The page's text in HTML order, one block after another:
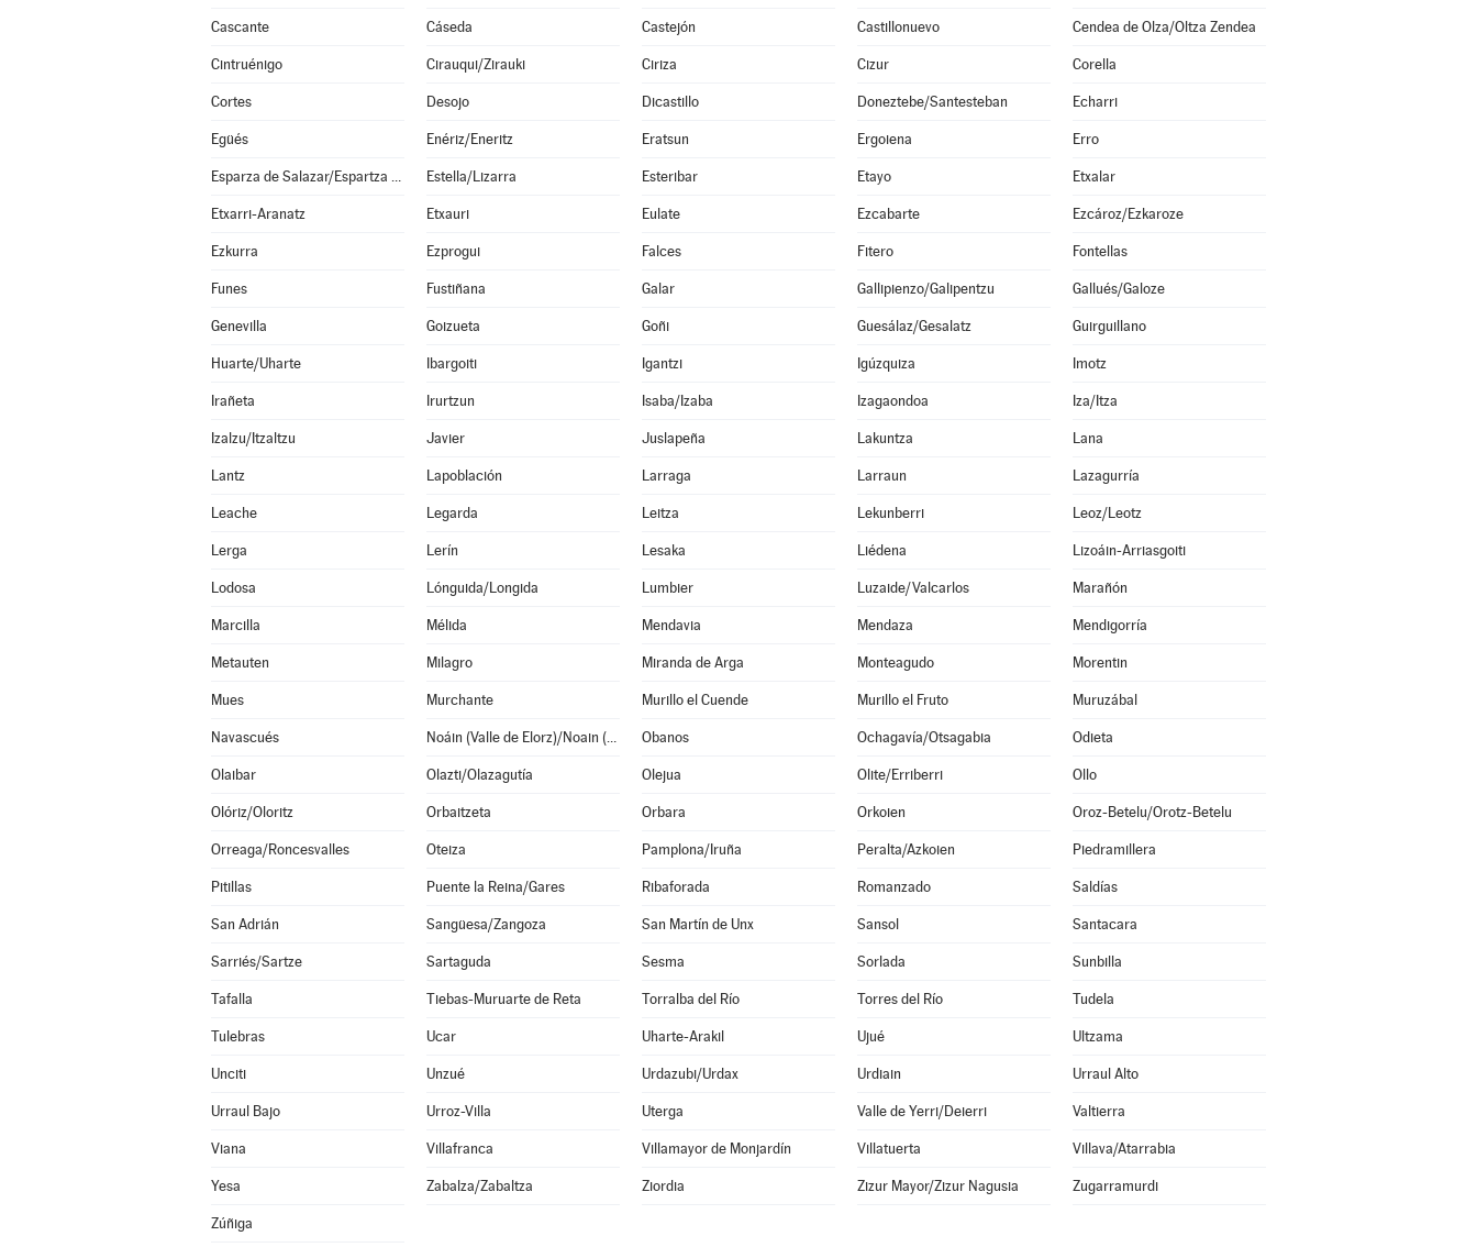
Cascante Cáseda Castejón Castillonuevo Cendea de Olza/Oltza Zendea
Cintruénigo Cirauqui/Zirauki Ciriza Cizur Corella
Cortes Desojo Dicastillo Doneztebe/Santesteban Echarri
Egüés Enériz/Eneritz Eratsun Ergoiena Erro
Esparza de Salazar/Espartza Zaraitzu Estella/Lizarra Esteribar Etayo Etxalar
Etxarri-Aranatz Etxauri Eulate Ezcabarte Ezcároz/Ezkaroze
Ezkurra Ezprogui Falces Fitero Fontellas
Funes Fustiñana Galar Gallipienzo/Galipentzu Gallués/Galoze
Genevilla Goizueta Goñi Guesálaz/Gesalatz Guirguillano
Huarte/Uharte Ibargoiti Igantzi Igúzquiza Imotz
Irañeta Irurtzun Isaba/Izaba Izagaondoa Iza/Itza
Izalzu/Itzaltzu Javier Juslapeña Lakuntza Lana
Lantz Lapoblación Larraga Larraun Lazagurría
Leache Legarda Leitza Lekunberri Leoz/Leotz
Lerga Lerín Lesaka Liédena Lizoáin-Arriasgoiti
Lodosa Lónguida/Longida Lumbier Luzaide/Valcarlos Marañón
Marcilla Mélida Mendavia Mendaza Mendigorría
Metauten Milagro Miranda de Arga Monteagudo Morentin
Mues Murchante Murillo el Cuende Murillo el Fruto Muruzábal
Navascués Noáin (Valle de Elorz)/Noain (Elortzibar) Obanos Ochagavía/Otsagabia Odieta
Olaibar Olazti/Olazagutía Olejua Olite/Erriberri Ollo
Olóriz/Oloritz Orbaitzeta Orbara Orkoien Oroz-Betelu/Orotz-Betelu
Orreaga/Roncesvalles Oteiza Pamplona/Iruña Peralta/Azkoien Piedramillera
Pitillas Puente la Reina/Gares Ribaforada Romanzado Saldías
San Adrián Sangüesa/Zangoza San Martín de Unx Sansol Santacara
Sarriés/Sartze Sartaguda Sesma Sorlada Sunbilla
Tafalla Tiebas-Muruarte de Reta Torralba del Río Torres del Río Tudela
Tulebras Ucar Uharte-Arakil Ujué Ultzama
Unciti Unzué Urdazubi/Urdax Urdiain Urraul Alto
Urraul Bajo Urroz-Villa Uterga Valle de Yerri/Deierri Valtierra
Viana Villafranca Villamayor de Monjardín Villatuerta Villava/Atarrabia
Yesa Zabalza/Zabaltza Ziordia Zizur Mayor/Zizur Nagusia Zugarramurdi
Zúñiga